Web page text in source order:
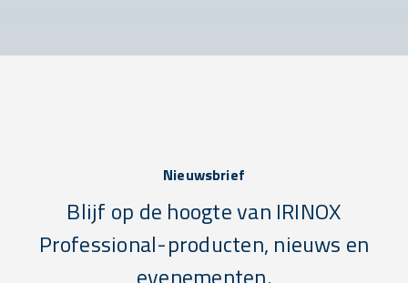
Nieuwsbrief
Blijf op de hoogte van IRINOX
Professional-producten, nieuws en